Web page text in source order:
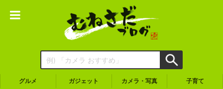
グルメ ガジェット カメラ・写真 子育て